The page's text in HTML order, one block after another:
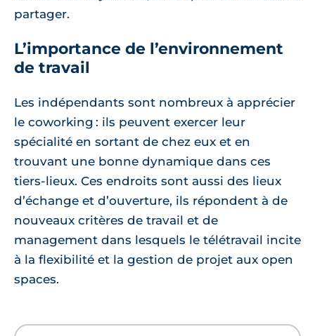
partager.
L’importance de l’environnement
de travail
Les indépendants sont nombreux à apprécier
le coworking : ils peuvent exercer leur
spécialité en sortant de chez eux et en
trouvant une bonne dynamique dans ces
tiers-lieux. Ces endroits sont aussi des lieux
d’échange et d’ouverture, ils répondent à de
nouveaux critères de travail et de
management dans lesquels le télétravail incite
à la flexibilité et la gestion de projet aux open
spaces.